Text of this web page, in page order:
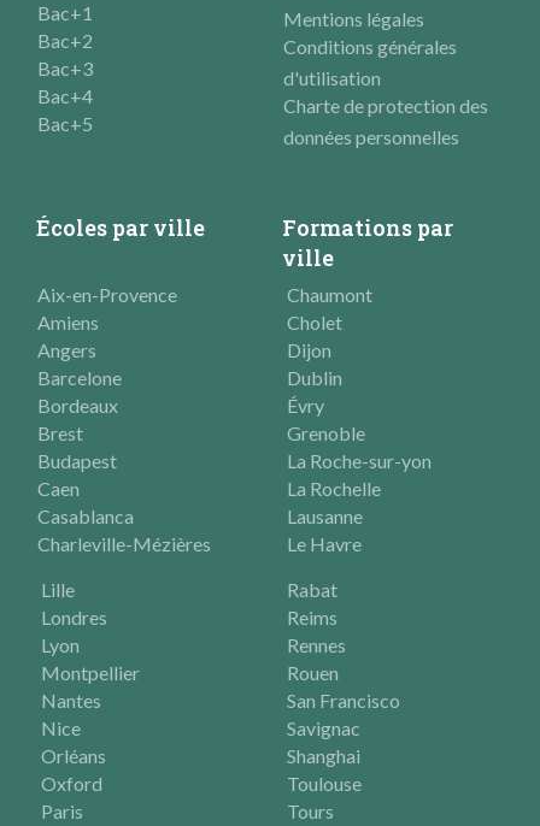
Bac+1
Bac+2
Bac+3
Bac+4
Bac+5
Mentions légales
Conditions générales
d'utilisation
Charte de protection des
données personnelles
Écoles par ville
Formations par
ville
Aix-en-Provence
Amiens
Angers
Barcelone
Bordeaux
Brest
Budapest
Caen
Casablanca
Charleville-Mézières
Chaumont
Cholet
Dijon
Dublin
Évry
Grenoble
La Roche-sur-yon
La Rochelle
Lausanne
Le Havre
Lille
Londres
Lyon
Montpellier
Nantes
Nice
Orléans
Oxford
Paris
Rabat
Reims
Rennes
Rouen
San Francisco
Savignac
Shanghai
Toulouse
Tours